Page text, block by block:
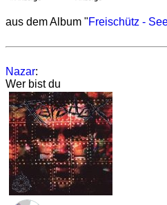
aus dem Album "Freischütz -
Nazar:
Wer bist du